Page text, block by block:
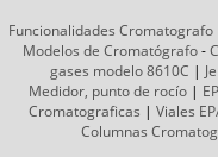
Funcionalidades Cromatografo
Modelos de Cromatógrafo-
gases modelo 8610C |
Medidor, punto de rocío|
Cromatograficas | Viales
Columnas